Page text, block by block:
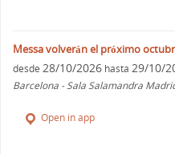
Messa volverán el próximo
desde 28/10/2026 hasta 29/10/
Barcelona - Sala Salamandra
Open in app